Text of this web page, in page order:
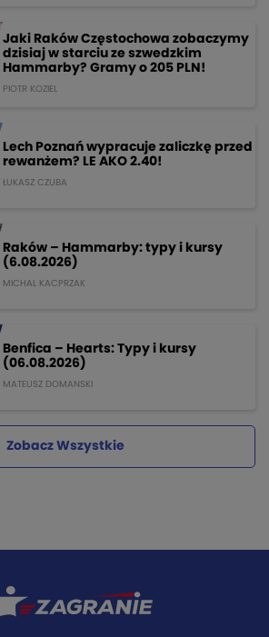
Jaki Raków Częstochowa zobaczymy
dzisiaj w starciu ze szwedzkim
Hammarby? Gramy o 205 PLN!
PIOTR KOZIEL
Lech Poznań wypracuje zaliczkę przed
rewanżem? LE AKO 2.40!
ŁUKASZ CZUBA
Raków – Hammarby: typy i kursy
(6.08.2026)
MICHAL KACPRZAK
Benfica – Hearts: Typy i kursy
(06.08.2026)
MATEUSZ DOMANSKI
Zobacz Wszystkie